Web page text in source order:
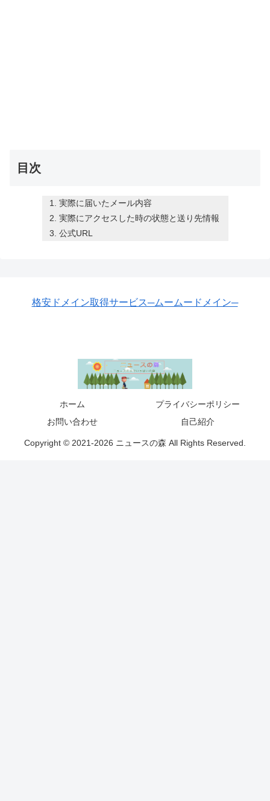
目次
実際に届いたメール内容
実際にアクセスした時の状態と送り先情報
公式URL
格安ドメイン取得サービス─ムームードメイン─
ホーム
プライバシーポリシー
お問い合わせ
自己紹介
Copyright © 2021-2026 ニュースの森 All Rights Reserved.